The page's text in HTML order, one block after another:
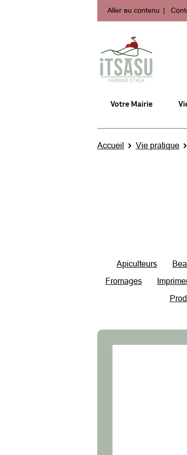
Aller au contenu
Votre Mairie
Accueil Vie pratique
Apiculteurs
Fromages